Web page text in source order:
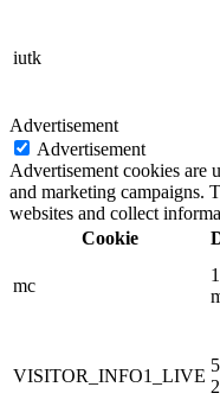
iutk
Advertisement
Advertisement
Advertisement cookies are
and marketing campaigns.
websites and collect
Cookie
mc
VISITOR_INFO1_LIVE